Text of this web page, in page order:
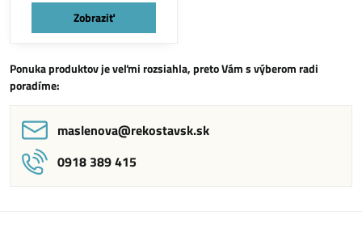
Zobraziť
Ponuka produktov je veľmi rozsiahla, preto Vám s výberom radi
poradíme:
maslenova​@rekostavsk​.sk
0918 389 415